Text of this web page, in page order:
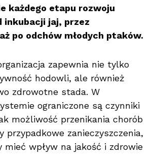
każdego etapu rozwoju
inkubacji jaj, przez
po odchów młodych ptaków.
zapewnia nie tylko
hodowli, ale również
zdrowotne stada. W
ograniczone są czynniki
możliwość przenikania chorób
przypadkowe zanieczyszczenia,
mieć wpływ na jakość i zdrowie